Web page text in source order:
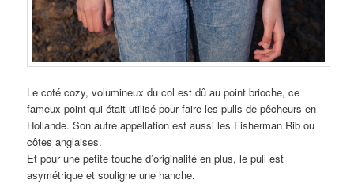
Le coté cozy, volumineux du col est dû au point brioche, ce
fameux point qui était utilisé pour faire les pulls de pêcheurs en
Hollande. Son autre appellation est aussi les Fisherman Rib ou
côtes anglaises.
Et pour une petite touche d’originalité en plus, le pull est
asymétrique et souligne une hanche.